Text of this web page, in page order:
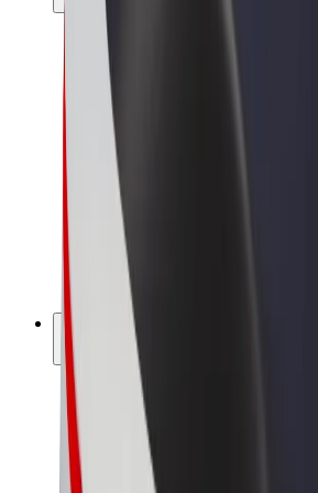
Vožnje
Romobili
Bolt Market
Bolt Food
Bolt Drive
Bolt for Business
Električni bicikli
Bolt Plus
Zarađuj uz Bolt
Vozači
Zarada vozača
Dostavljači